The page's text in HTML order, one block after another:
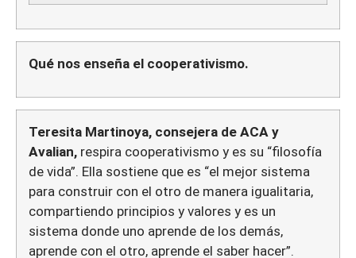
Qué nos enseña el cooperativismo.
Teresita Martinoya, consejera de ACA y
Avalian, respira cooperativismo y es su “filosofía
de vida”. Ella sostiene que es “el mejor sistema
para construir con el otro de manera igualitaria,
compartiendo principios y valores y es un
sistema donde uno aprende de los demás,
aprende con el otro, aprende el saber hacer”.